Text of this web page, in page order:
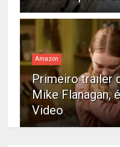
Amazon
Primeiro trailer
Mike Flanagan,
Video